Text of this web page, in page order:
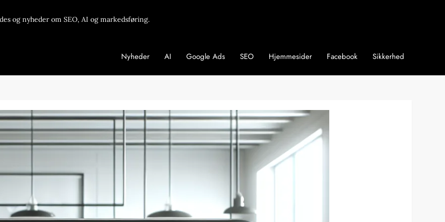
og nyheder om SEO, AI og markedsføring.
Nyheder AI Google Ads SEO Hjemmesider Facebook Sikkerhed